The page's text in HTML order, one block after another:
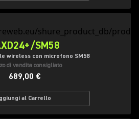
SM58
wireless con microfono SM58
di vendita consigliato
689,00 €
al Carrello